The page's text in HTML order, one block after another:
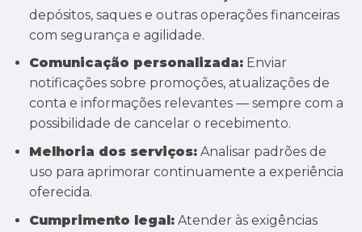
depósitos, saques e outras operações financeiras
com segurança e agilidade.
Comunicação personalizada:Enviar
notificações sobre promoções, atualizações de
conta e informações relevantes — sempre com a
possibilidade de cancelar o recebimento.
Melhoria dos serviços:Analisar padrões de
uso para aprimorar continuamente a experiência
oferecida.
Cumprimento legal:Atender às exigências